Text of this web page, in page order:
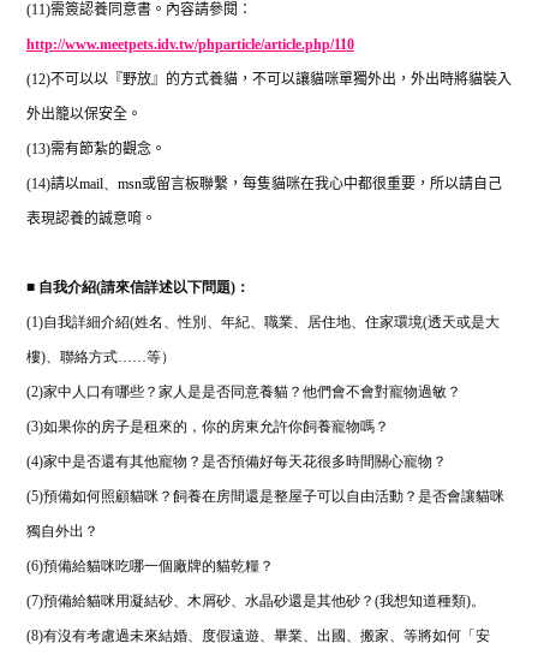
(11)需簽認養同意書。內容請參閱：
http://www.meetpets.idv.tw/phparticle/article.php/110
(12)不可以以『野放』的方式養貓，不可以讓貓咪單獨外出，外出時將貓裝入
外出籠以保安全。
(13)需有節紮的觀念。
(14)請以mail、 msn或留言板聯繫，每隻貓咪在我心中都很重要，所以請自己
表現認養的誠意唷。
■ 自我介紹(請來信詳述以下問題)：
(1)自我詳細介紹(姓名、性別、年紀、職業、居住地、住家環境(透天或是大
樓)、聯絡方式……等）
(2)家中人口有哪些？家人是是否同意養貓？他們會不會對寵物過敏？
(3)如果你的房子是租來的，你的房東允許你飼養寵物嗎？
(4)家中是否還有其他寵物？是否預備好每天花很多時間關心寵物？
(5)預備如何照顧貓咪？飼養在房間還是整屋子可以自由活動？是否會讓貓咪
獨自外出？
(6)預備給貓咪吃哪一個廠牌的貓乾糧？
(7)預備給貓咪用凝結砂、木屑砂、水晶砂還是其他砂？(我想知道種類)。
(8)有沒有考慮過未來結婚、度假遠遊、畢業、出國、搬家、等將如何「安